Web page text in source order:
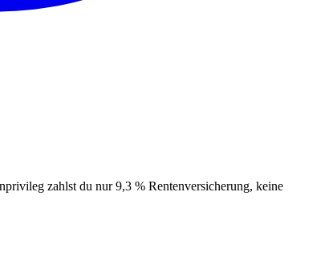
zahlst du nur 9,3 % Rentenversicherung, keine